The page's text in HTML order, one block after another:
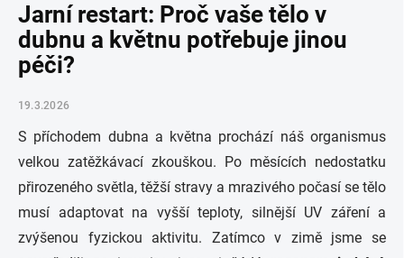
Jarní restart: Proč vaše tělo v
dubnu a květnu potřebuje jinou
péči?
19.3.2026
S příchodem dubna a května prochází náš organismus
velkou zatěžkávací zkouškou. Po měsících nedostatku
přirozeného světla, těžší stravy a mrazivého počasí se tělo
musí adaptovat na vyšší teploty, silnější UV záření a
zvýšenou fyzickou aktivitu. Zatímco v zimě jsme se